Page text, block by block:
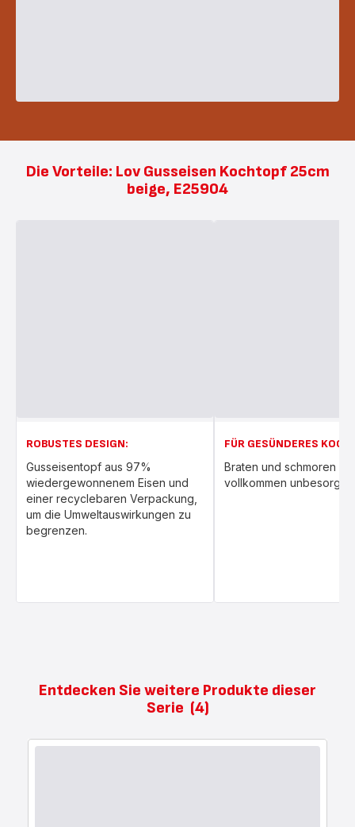
Die Vorteile: Lov Gusseisen Kochtopf 25cm
beige, E25904
ROBUSTES DESIGN:
Gusseisentopf aus 97%
wiedergewonnenem Eisen und
einer recyclebaren Verpackung,
um die Umweltauswirkungen zu
begrenzen.
FÜR GESÜNDERES
Braten und schmoren Sie
vollkommen unbesorgt
Entdecken Sie weitere Produkte dieser
Serie (4)